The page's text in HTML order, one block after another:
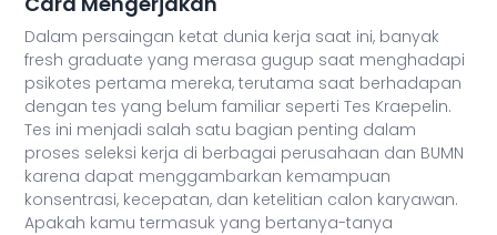
Dalam persaingan ketat dunia kerja saat ini, banyak
fresh graduate yang merasa gugup saat menghadapi
psikotes pertama mereka, terutama saat berhadapan
dengan tes yang belum familiar seperti Tes Kraepelin.
Tes ini menjadi salah satu bagian penting dalam
proses seleksi kerja di berbagai perusahaan dan BUMN
karena dapat menggambarkan kemampuan
konsentrasi, kecepatan, dan ketelitian calon karyawan.
Apakah kamu termasuk yang bertanya-tanya